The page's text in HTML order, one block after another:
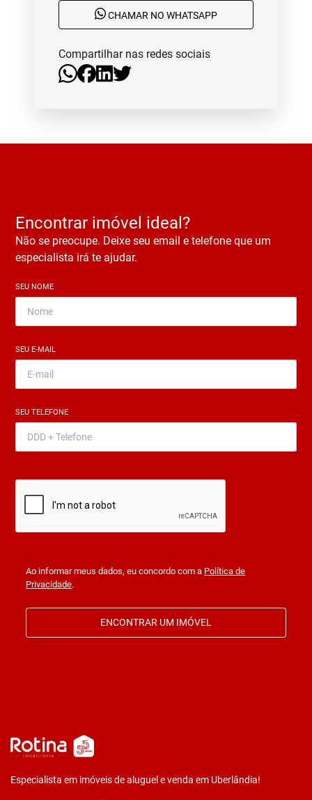
CHAMAR NO WHATSAPP
Compartilhar nas redes sociais
Encontrar imóvel ideal?
Não se preocupe. Deixe seu email e telefone que um
especialista irá te ajudar.
SEU NOME
SEU E-MAIL
SEU TELEFONE
Ao informar meus dados, eu concordo com a Política de
Privacidade.
ENCONTRAR UM IMÓVEL
Especialista em imóveis de aluguel e venda em Uberlândia!